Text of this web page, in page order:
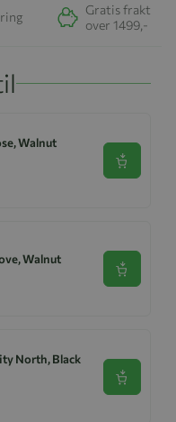
Gratis frakt
over 1499,-
Walnut
Se
Walnut
Se
North, Black
Se